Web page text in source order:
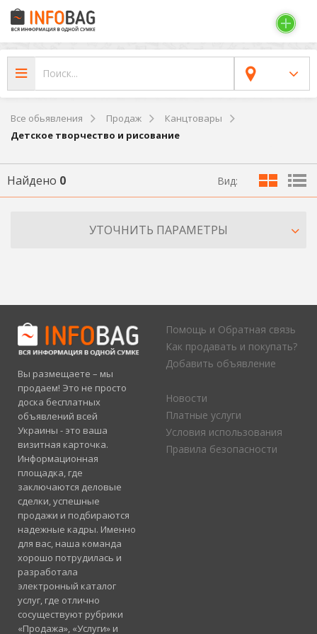
Все обьявления Продаж
Канцтовары
Детское творчество и рисование
Найдено 0 Вид:
УТОЧНИТЬ ПАРАМЕТРЫ
Вы размещаете – мы
продаем! Это не просто
доска бесплатных
объявлений всей
Украины - это ваша
визитная карточка.
Информационная
площадка, где
заключаются деловые
сделки, успешные
продажи и подбираются
надежные кадры. Именно
для вас, наша команда
хорошо потрудилась и
разработала
электронный каталог
услуг, где отлично
сосуществуют рубрики
«Продажа», «Услуги» и
Помощь и Обратная связь
Как продавать и покупать?
Добавить объявление
Новости
Платные услуги
Условия использования
Правила безопасности